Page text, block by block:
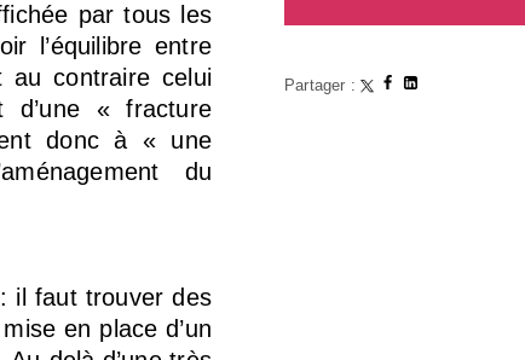
par tous les
l’équilibre entre
au contraire celui
d’une « fracture
donc à « une
du
il faut trouver des
en place d’un
Partager :